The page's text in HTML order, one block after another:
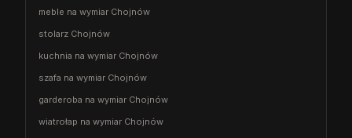
meble na wymiar Chojnów
stolarz Chojnów
kuchnia na wymiar Chojnów
szafa na wymiar Chojnów
garderoba na wymiar Chojnów
wiatrołap na wymiar Chojnów